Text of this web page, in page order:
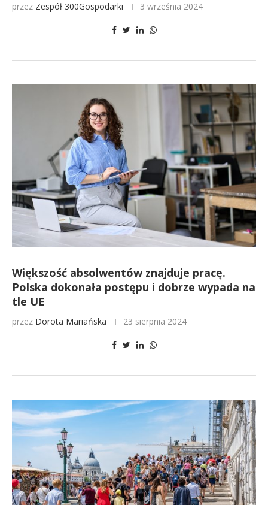
przez Zespół 300Gospodarki 3 września 2024
Większość absolwentów znajduje pracę.
Polska dokonała postępu i dobrze wypada na
tle UE
przez Dorota Mariańska 23 sierpnia 2024